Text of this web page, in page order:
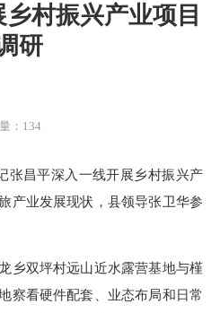
村振兴产业项目
研
：134
昌平深入一线开展乡村振兴产
产业发展现状，县领导张卫华参
双坪村远山近水露营基地与槿
察看硬件配套、业态布局和日常